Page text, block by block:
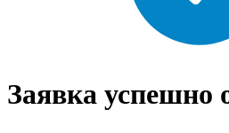
Заявка успешно